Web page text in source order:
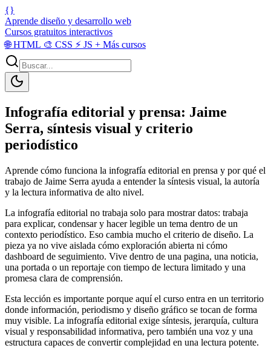
{}
Aprende diseño y desarrollo web
Cursos gratuitos interactivos
🌐HTML 🎨 CSS ⚡ JS + Más cursos
Infografía editorial y prensa: Jaime
Serra, síntesis visual y criterio
periodístico
Aprende cómo funciona la infografía editorial en prensa y por qué el
trabajo de Jaime Serra ayuda a entender la síntesis visual, la autoría
y la lectura informativa de alto nivel.
La infografía editorial no trabaja solo para mostrar datos: trabaja
para explicar, condensar y hacer legible un tema dentro de un
contexto periodístico. Eso cambia mucho el criterio de diseño. La
pieza ya no vive aislada cómo exploración abierta ni cómo
dashboard de seguimiento. Vive dentro de una pagina, una noticia,
una portada o un reportaje con tiempo de lectura limitado y una
promesa clara de comprensión.
Esta lección es importante porque aquí el curso entra en un territorio
donde información, periodismo y diseño gráfico se tocan de forma
muy visible. La infografía editorial exige síntesis, jerarquía, cultura
visual y responsabilidad informativa, pero también una voz y una
estructura capaces de convertir complejidad en una lectura potente.